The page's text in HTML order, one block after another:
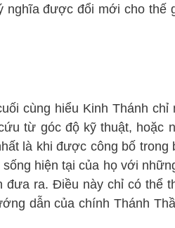
nghĩa được đổi mới cho thế
cùng hiểu Kinh Thánh chỉ
từ góc độ kỹ thuật, hoặc
là khi được công bố trong
hiện tại của họ với
ra. Điều này chỉ có thể
dẫn của chính Thánh